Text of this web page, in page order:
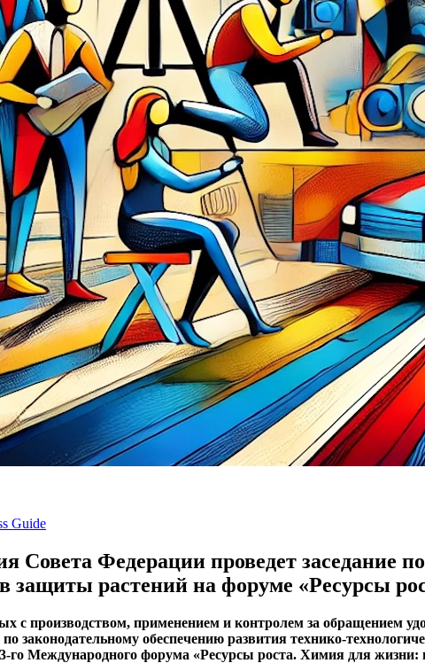
Guide
Совета Федерации проведет заседание
защиты растений на форуме «Ресурсы
с производством, применением и контролем за обращением
законодательному обеспечению развития технико-
Международного форума «Ресурсы роста. Химия для жизни: